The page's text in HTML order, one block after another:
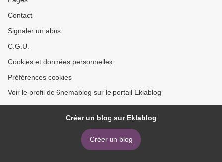
Contact
Signaler un abus
C.G.U.
Cookies et données personnelles
Préférences cookies
Voir le profil de 6nemablog sur le portail Eklablog
Créer un blog sur Eklablog
Créer un blog